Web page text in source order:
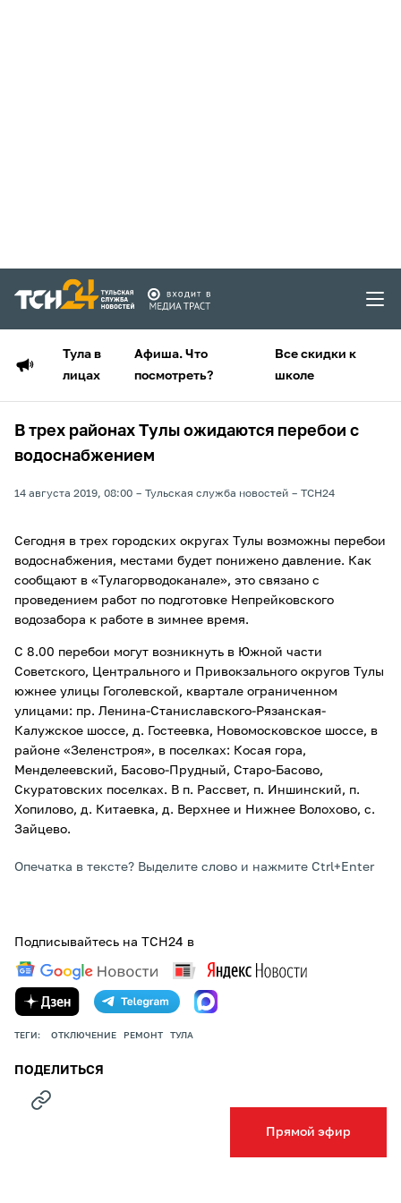
Тула в
лицах
Афиша. Что
посмотреть?
Все скидки к
школе
Прямой эфир
В трех районах Тулы ожидаются перебои с
водоснабжением
14 августа 2019, 08:00 Тульская служба новостей ТСН24
Сегодня в трех городских округах Тулы возможны перебои
водоснабжения, местами будет понижено давление. Как
сообщают в «Тулагорводоканале», это связано с
проведением работ по подготовке Непрейковского
водозабора к работе в зимнее время.
С 8.00 перебои могут возникнуть в Южной части
Советского, Центрального и Привокзального округов Тулы
южнее улицы Гоголевской, квартале ограниченном
улицами: пр. Ленина-Станиславского-Рязанская-
Калужское шоссе, д. Гостеевка, Новомосковское шоссе, в
районе «Зеленстроя», в поселках: Косая гора,
Менделеевский, Басово-Прудный, Старо-Басово,
Скуратовских поселках. В п. Рассвет, п. Иншинский, п.
Хопилово, д. Китаевка, д. Верхнее и Нижнее Волохово, с.
Зайцево.
Опечатка в тексте? Выделите слово и нажмите Ctrl+Enter
Подписывайтесь на ТСН24 в
ТЕГИ: ОТКЛЮЧЕНИЕ РЕМОНТ ТУЛА
ПОДЕЛИТЬСЯ